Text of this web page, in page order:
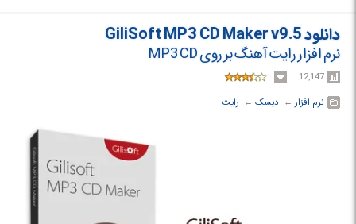
دانلود GiliSoft MP3 CD Maker v9.5
نرم افزار رایت آهنگ بر روی MP3 CD
12,147
نرم افزار ← ‏ دیسک ← ‏ رایت